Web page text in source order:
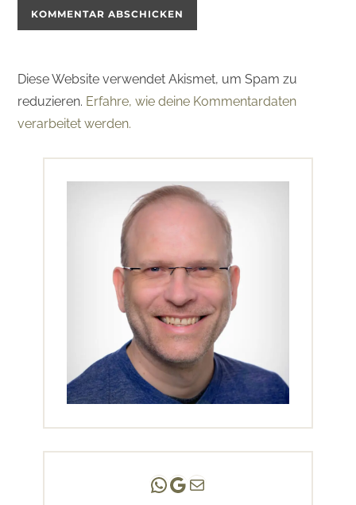
Diese Website verwendet Akismet, um Spam zu
reduzieren. Erfahre, wie deine Kommentardaten
verarbeitet werden.
Andreas Scholz | (HPP)
Praxis Adlershof
E-Mail an mich ...